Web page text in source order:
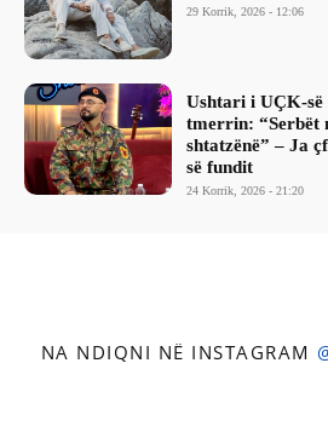
29 Korrik, 2026 - 12:06
Ushtari i UÇK-së
tmerrin: “Serbët
shtatzënë” – Ja
së fundit
24 Korrik, 2026 - 21:20
NA NDIQNI NË INSTAGRAM